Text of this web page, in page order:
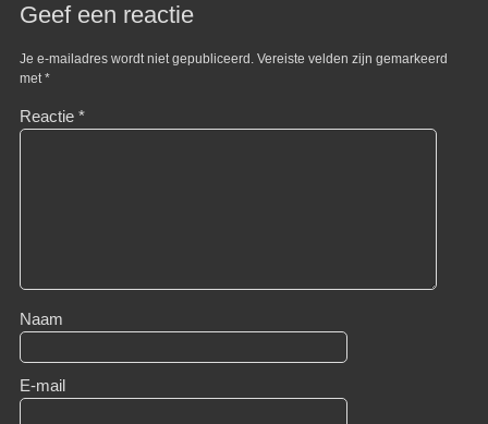
Geef een reactie
Je e-mailadres wordt niet gepubliceerd. Vereiste velden zijn gemarkeerd
met*
Reactie *
Naam
E-mail